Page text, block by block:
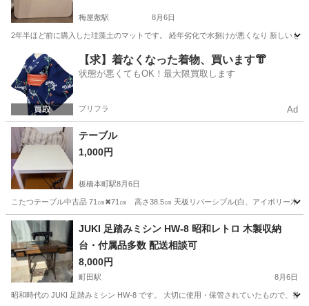
梅屋敷駅 8月6日
2年半ほど前に購入した珪藻土のマットです。 経年劣化で水捌けが悪くなり 新しいも
東京 大田区 梅屋敷駅 家具 珪藻土
【求】着なくなった着物、買います👘
状態が悪くてもOK！最大限買取します
プリフラ Ad
テーブル
1,000円
板橋本町駅8月6日
こたつテーブル中古品 71㎝✖︎71㎝ 高さ38.5㎝ 天板リバーシブル(白、アイボリー木
東京 板橋区 板橋本町駅
JUKI 足踏みミシン HW-8 昭和レトロ 木製収納
台・付属品多数 配送相談可
8,000円
町田駅 8月6日
昭和時代の JUKI 足踏みミシン HW-8 です。 大切に使用・保管されていたもので、整